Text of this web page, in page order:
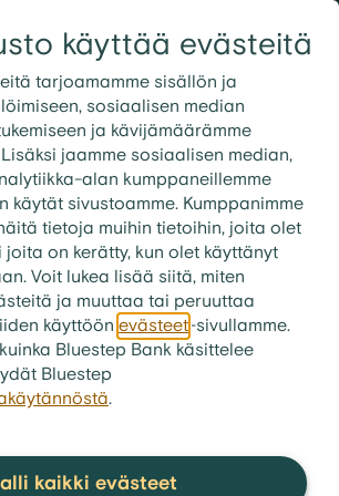
käyttää evästeitä
tarjoamamme sisällön ja
sosiaalisen median
ja kävijämäärämme
jaamme sosiaalisen median,
alan kumppaneillemme
käytät sivustoamme. Kumppanimme
tietoja muihin tietoihin, joita olet
on kerätty, kun olet käyttänyt
Voit lukea lisää siitä, miten
ja muuttaa tai peruuttaa
käyttöön evästeet-sivullamme.
Bluestep Bank käsittelee
Bluestep
.
kaikki evästeet
09 3158 7600
>
ja